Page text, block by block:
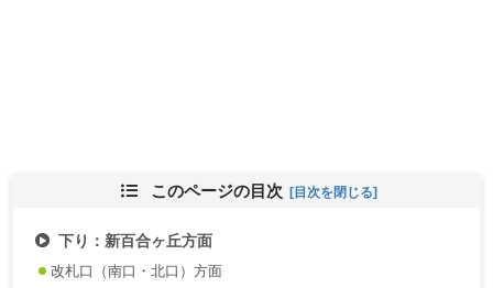
このページの目次
下り：新百合ヶ丘方面
改札口（南口・北口）方面